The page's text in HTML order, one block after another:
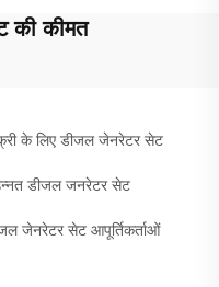
की कीमत
के लिए डीजल जेनरेटर सेट
डीजल जनरेटर सेट
जेनरेटर सेट आपूर्तिकर्ताओं